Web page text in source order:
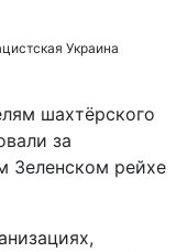
Украина
шахтёрского
за
Зеленском рейхе